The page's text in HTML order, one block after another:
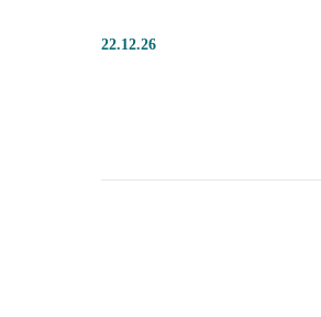
22.12.26